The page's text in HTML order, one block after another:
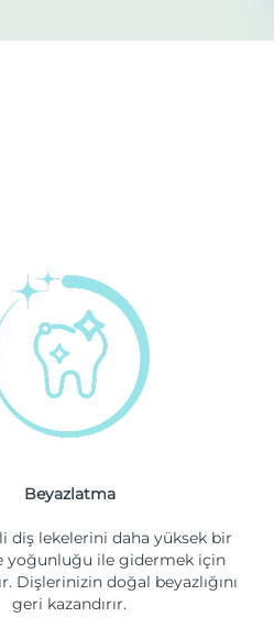
Beyazlatma
diş lekelerini daha yüksek bir
yoğunluğu ile gidermek için
Dişlerinizin doğal beyazlığını
geri kazandırır.